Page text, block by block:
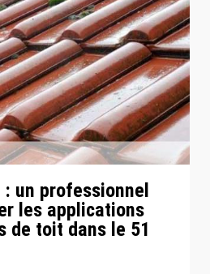
un professionnel
les applications
de toit dans le 51